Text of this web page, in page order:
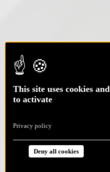
This site uses cookies
to activate
Deny all cookies
Privacy policy